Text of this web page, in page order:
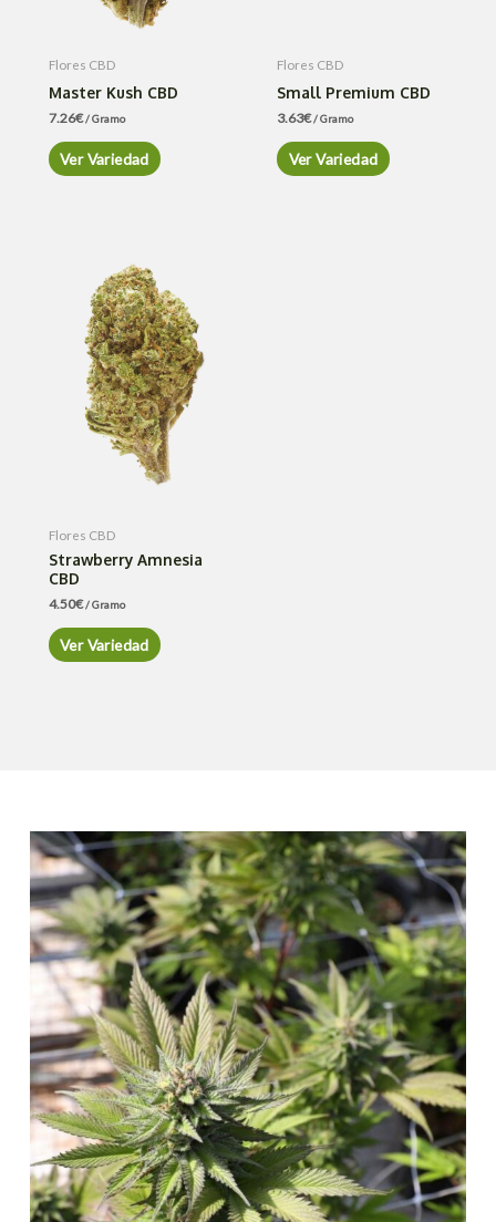
Flores CBD
Master Kush CBD
7.26€/ Gramo
Ver Variedad
Flores CBD
Small Premium CBD
3.63€/ Gramo
Ver Variedad
Flores CBD
Strawberry Amnesia
CBD
4.50€/ Gramo
Ver Variedad